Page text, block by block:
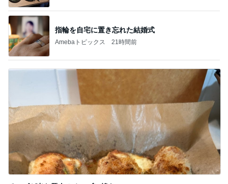
指輪を自宅に置き忘れた結婚式
Amebaトピックス 21時間前